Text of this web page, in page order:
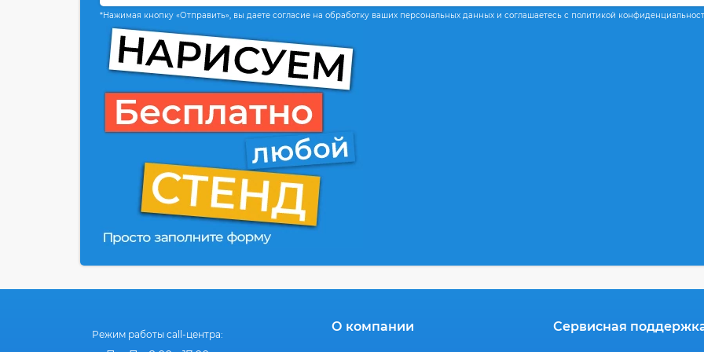
*Нажимая кнопку «Отправить», вы даете согласие на обработку ваших персональных данных и соглашаетесь с политикой
Режим работы call-центра:
О компании Сервисная